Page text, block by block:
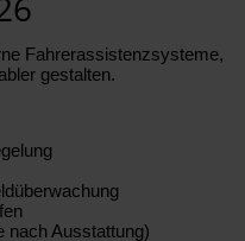
Fahrerassistenzsysteme,
gestalten.
nach Ausstattung)